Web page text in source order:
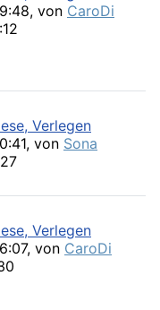
von CaroDi
Verlegen
von Sona
Verlegen
von CaroDi